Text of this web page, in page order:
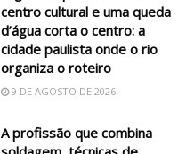
centro cultural e uma queda
d’água corta o centro: a
cidade paulista onde o rio
organiza o roteiro
9 DE AGOSTO DE 2026
A profissão que combina